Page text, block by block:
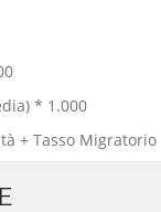
* 1.000
+ Tasso Migratorio